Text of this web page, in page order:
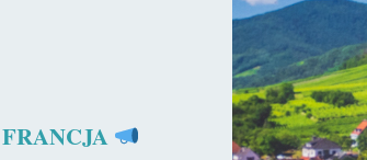
Francja – Samochodem po
Oksytanii i Lazurowym
Francja ma w sobie to coś, dla czego ściągają tu
turystów rocznie. Zapewne chodzi o słońce i morze,…